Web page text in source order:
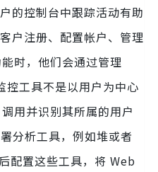
的控制台中跟踪活动有助
户注册、配置帐户、管理
时，他们会通过管理
控工具不是以用户为中心
用并识别其所属的用户
分析工具，例如堆或者
置这些工具，将 Web